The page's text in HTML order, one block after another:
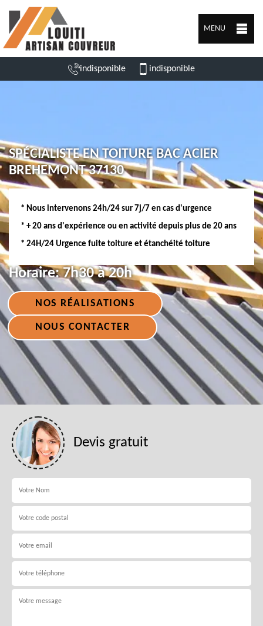
MENU
indisponible indisponible
SPÉCIALISTE EN TOITURE BAC ACIER
BREHEMONT 37130
* Nous intervenons 24h/24 sur 7j/7 en cas d'urgence
* + 20 ans d'expérience ou en activité depuis plus de 20 ans
* 24H/24 Urgence fuite toiture et étanchéité toiture
Horaire:7h30 à 20h
NOS RÉALISATIONS
NOUS CONTACTER
Devis gratuit